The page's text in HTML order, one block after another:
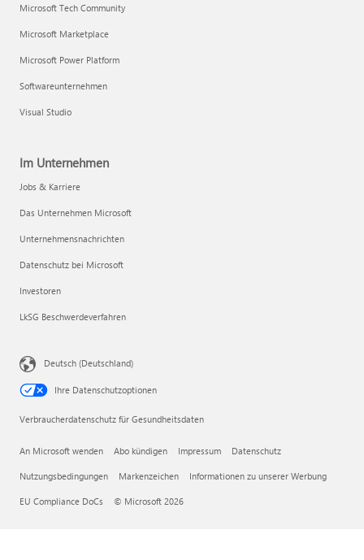
Microsoft Tech Community
Microsoft Marketplace
Microsoft Power Platform
Softwareunternehmen
Visual Studio
Im Unternehmen
Jobs & Karriere
Das Unternehmen Microsoft
Unternehmensnachrichten
Datenschutz bei Microsoft
Investoren
LkSG Beschwerdeverfahren
Deutsch (Deutschland)
Ihre Datenschutzoptionen
Verbraucherdatenschutz für Gesundheitsdaten
An Microsoft wenden Abo kündigen Impressum Datenschutz
Nutzungsbedingungen Markenzeichen Informationen zu unserer Werbung
EU Compliance DoCs © Microsoft 2026